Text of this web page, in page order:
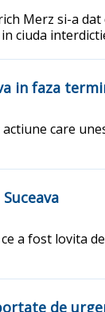
Merz si-a
ciuda
in faza
care
a fost lovita
de